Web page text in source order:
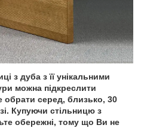
з дуба з її унікальними
можна підкреслити
обрати серед, близько, 30
Купуючи стільницю з
обережні, тому що Ви не